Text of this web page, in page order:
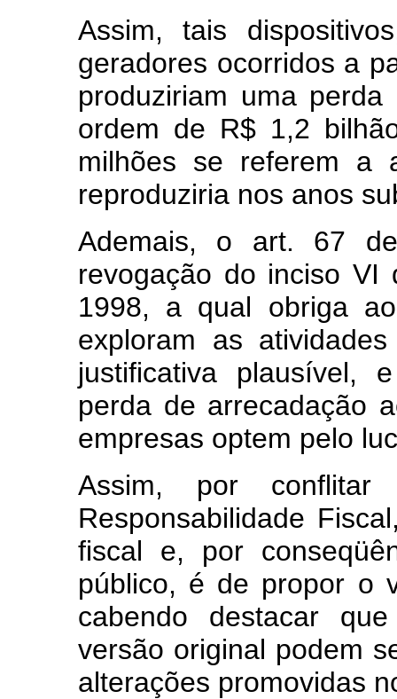
Assim, tais
geradores ocorridos a
produziriam uma
ordem de R$ 1,2
milhões se referem a
reproduziria nos anos
Ademais, o art. 67
revogação do inciso
1998, a qual obriga
exploram as
justificativa plausível,
perda de arrecadação
empresas optem pelo
Assim, por
Responsabilidade
fiscal e, por
público, é de propor o
cabendo destacar
versão original podem
alterações promovidas